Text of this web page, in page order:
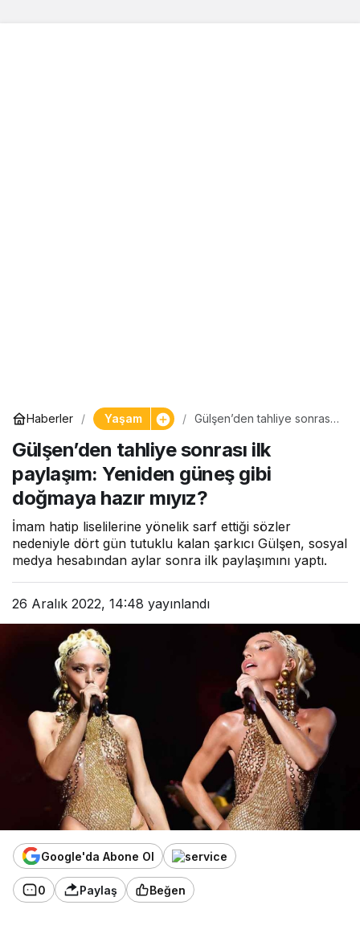
Haberler Yaşam
Gülşen’den tahliye sonrası
gibi doğmaya hazır mıyız?
Gülşen’den tahliye sonrası ilk
paylaşım: Yeniden güneş gibi
doğmaya hazır mıyız?
İmam hatip liselilerine yönelik sarf ettiği sözler
nedeniyle dört gün tutuklu kalan şarkıcı Gülşen, sosyal
medya hesabından aylar sonra ilk paylaşımını yaptı.
26 Aralık 2022, 14:48 yayınlandı
Google'da Abone Ol
0 Paylaş Beğen